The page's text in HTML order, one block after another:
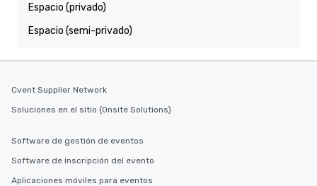
Espacio (privado)
Espacio (semi-privado)
Cvent Supplier Network
Soluciones en el sitio (Onsite Solutions)
Software de gestión de eventos
Software de inscripción del evento
Aplicaciones móviles para eventos